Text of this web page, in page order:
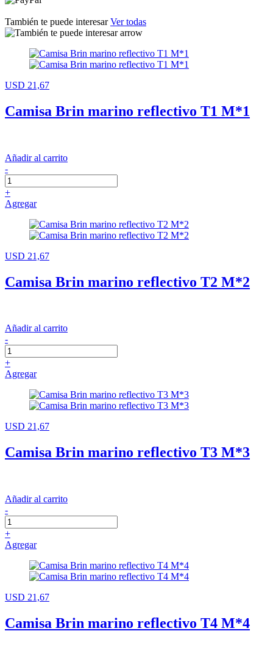
También te puede interesarVer todas
USD 21,67
Camisa Brin marino reflectivo T1 M*1
Añadir al carrito
-
+
Agregar
USD 21,67
Camisa Brin marino reflectivo T2 M*2
Añadir al carrito
-
+
Agregar
USD 21,67
Camisa Brin marino reflectivo T3 M*3
Añadir al carrito
-
+
Agregar
USD 21,67
Camisa Brin marino reflectivo T4 M*4